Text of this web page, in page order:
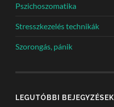
Pszichoszomatika
Stresszkezelés technikák
Szorongás, pánik
LEGUTÓBBI BEJEGYZÉSEK